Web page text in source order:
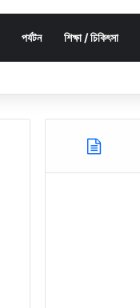
পর্যটন শিক্ষা / চিকিৎসা